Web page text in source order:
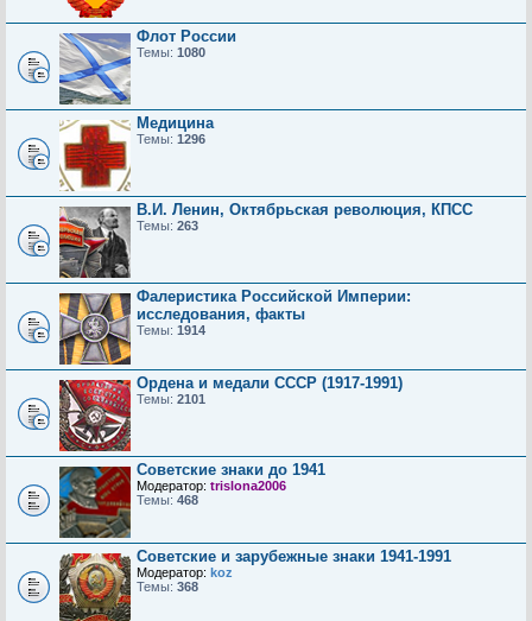
Флот России
Темы: 1080
Медицина
Темы: 1296
В.И. Ленин, Октябрьская революция, КПСС
Темы: 263
Фалеристика Российской Империи:
исследования, факты
Темы: 1914
Ордена и медали СССР (1917-1991)
Темы: 2101
Советские знаки до 1941
Модератор: trislona2006
Темы: 468
Советские и зарубежные знаки 1941-1991
Модератор: koz
Темы: 368